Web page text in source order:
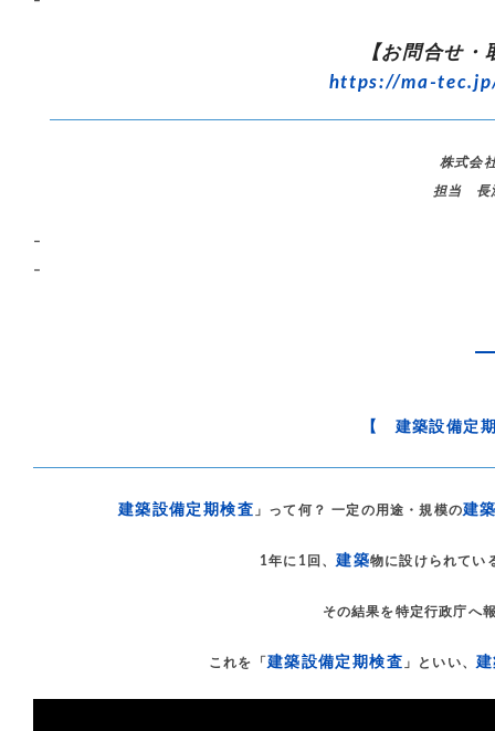
【お問合せ
https://ma-
株式会
担当 長
–
–
【 建築設備定
建築設備定期検査 」って何？ 一定の用途・規模の建
1年に1回、建築物に設けられてい
その結果を特定行政庁へ
これを「 建築設備定期検査 」といい、